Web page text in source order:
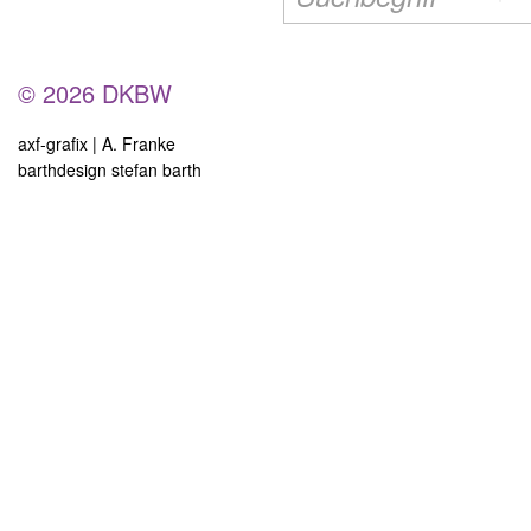
© 2026 DKBW
axf-grafix | A. Franke
barthdesign stefan barth